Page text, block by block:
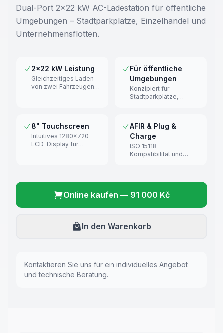
Dual-Port 2×22 kW AC-Ladestation für öffentliche
Umgebungen – Stadtparkplätze, Einzelhandel und
Unternehmensflotten.
2×22 kW Leistung
Gleichzeitiges Laden
von zwei Fahrzeugen
Für öffentliche
Umgebungen
Konzipiert für
Stadtparkplätze,
8" Touchscreen
Intuitives 1280×720
LCD-Display für
AFIR & Plug &
Charge
ISO 15118-
Kompatibilität und
Online kaufen — 91 000 Kč
In den Warenkorb
Kontaktieren Sie uns für ein individuelles Angebot
und technische Beratung.